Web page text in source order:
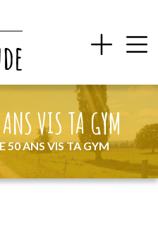
50 ANS VIS TA GYM
VIS TA GYM